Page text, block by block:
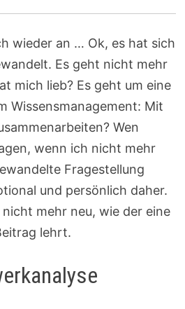
wieder an … Ok, es hat sich
Es geht nicht mehr
mich lieb? Es geht um eine
Wissensmanagement: Mit
Wen
wenn ich nicht mehr
Fragestellung
und persönlich daher.
mehr neu, wie der eine
lehrt.